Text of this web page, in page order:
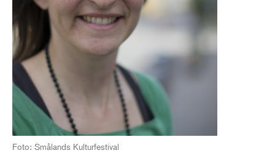
Foto: Smålands Kulturfestival